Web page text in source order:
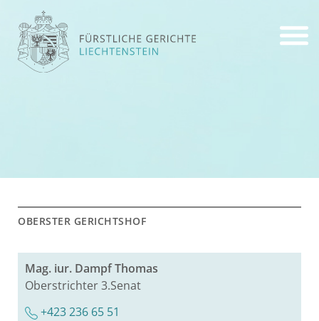
OBERS­TER GE­RICHTS­HOF
Mag. iur. Dampf Tho­mas
Ober­strich­ter 3.​Senat
+423 236 65 51